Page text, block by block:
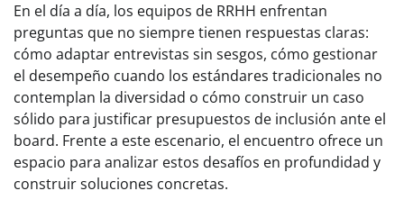
En el día a día, los equipos de RRHH enfrentan
preguntas que no siempre tienen respuestas claras:
cómo adaptar entrevistas sin sesgos, cómo gestionar
el desempeño cuando los estándares tradicionales no
contemplan la diversidad o cómo construir un caso
sólido para justificar presupuestos de inclusión ante el
board. Frente a este escenario, el encuentro ofrece un
espacio para analizar estos desafíos en profundidad y
construir soluciones concretas.